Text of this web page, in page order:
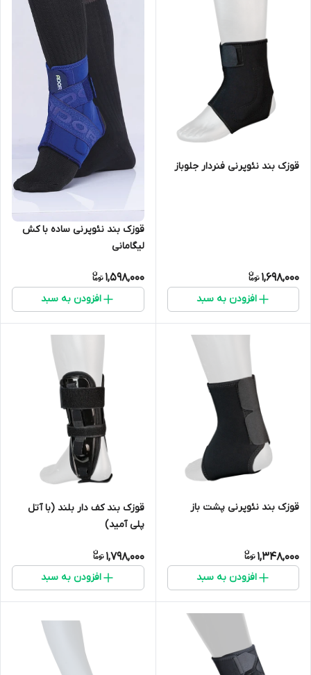
قوزک بند نئوپرنی فنردار جلوباز
1,698,000
افزودن به سبد
قوزک بند نئوپرنی ساده با کش
لیگامانی
1,598,000
افزودن به سبد
قوزک بند نئوپرنی پشت باز
1,348,000
افزودن به سبد
قوزک بند کف دار بلند (با آتل
پلی آمید)
1,798,000
افزودن به سبد